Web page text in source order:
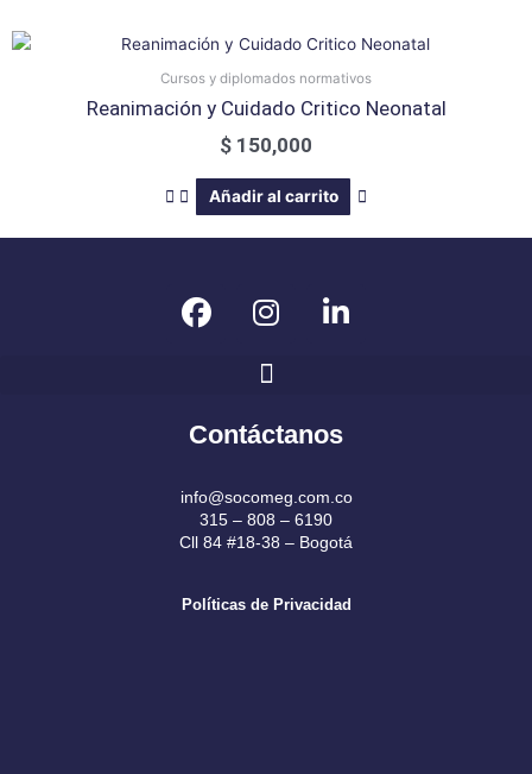
Cursos y diplomados normativos
Reanimación y Cuidado Critico Neonatal
$ 150,000
Añadir al carrito
F
a
o
k
I
n
s
t
g
a
m
L
i
d
n
Contáctanos
info@socomeg.com.co
315 – 808 – 6190
Cll 84 #18-38 – Bogotá
Políticas de Privacidad